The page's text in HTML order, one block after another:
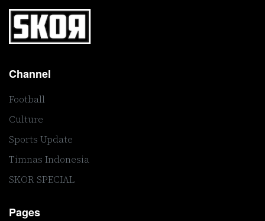
Channel
Football
Culture
Sports Update
Timnas Indonesia
SKOR SPECIAL
Pages